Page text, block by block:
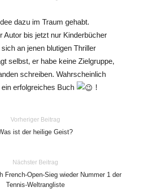
dazu im Traum gehabt.
Autor bis jetzt nur Kinderbücher
an jenen blutigen Thriller
selbst, er habe keine Zielgruppe,
schreiben. Wahrscheinlich
erfolgreiches Buch
!
Vorheriger Beitrag
ist der heilige Geist?
Nächster Beitrag
French-Open-Sieg wieder Nummer 1 der
Tennis-Weltrangliste